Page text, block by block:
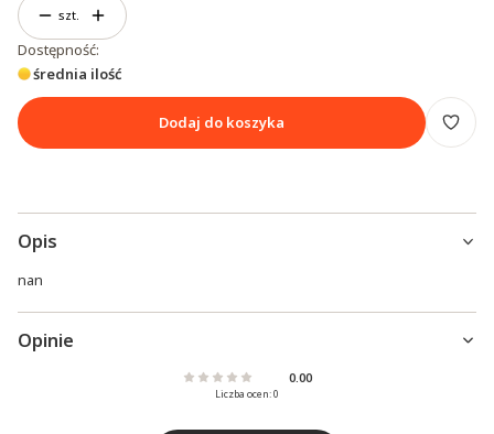
szt.
Dostępność:
średnia ilość
Dodaj do koszyka
Opis
nan
Opinie
0.00
Liczba ocen: 0